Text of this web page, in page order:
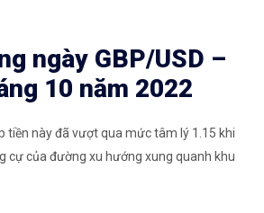
ngày GBP/USD –
10 năm 2022
tiền này đã vượt qua mức tâm lý 1.15 khi
cự của đường xu hướng xung quanh khu